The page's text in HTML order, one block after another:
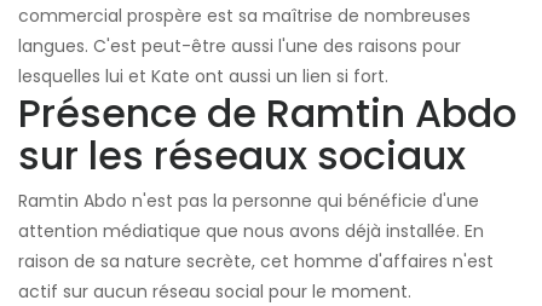
commercial prospère est sa maîtrise de nombreuses
langues. C'est peut-être aussi l'une des raisons pour
lesquelles lui et Kate ont aussi un lien si fort.
Présence de Ramtin Abdo
sur les réseaux sociaux
Ramtin Abdo n'est pas la personne qui bénéficie d'une
attention médiatique que nous avons déjà installée. En
raison de sa nature secrète, cet homme d'affaires n'est
actif sur aucun réseau social pour le moment.